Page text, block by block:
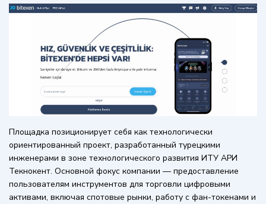
Площадка позиционирует себя как технологически
ориентированный проект, разработанный турецкими
инженерами в зоне технологического развития ИТУ АРИ
Текнокент. Основной фокус компании — предоставление
пользователям инструментов для торговли цифровыми
активами, включая спотовые рынки, работу с фан-токенами и